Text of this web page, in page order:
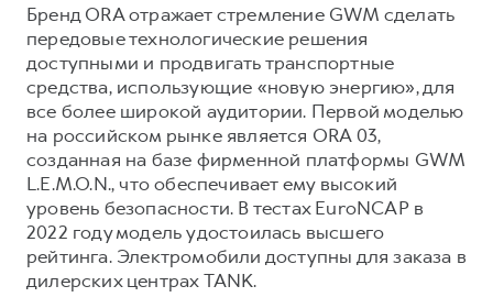
Бренд ORA отражает стремление GWM сделать
передовые технологические решения
доступными и продвигать транспортные
средства, использующие «новую энергию», для
все более широкой аудитории. Первой моделью
на российском рынке является ORA 03,
созданная на базе фирменной платформы GWM
L.E.M.O.N., что обеспечивает ему высокий
уровень безопасности. В тестах EuroNCAP в
2022 году модель удостоилась высшего
рейтинга. Электромобили доступны для заказа в
дилерских центрах TANK.